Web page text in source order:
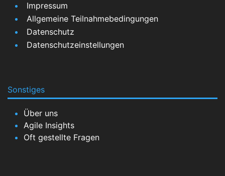
Impressum
Allgemeine Teilnahmebedingungen
Datenschutz
Datenschutzeinstellungen
Sonstiges
Über uns
Agile Insights
Oft gestellte Fragen